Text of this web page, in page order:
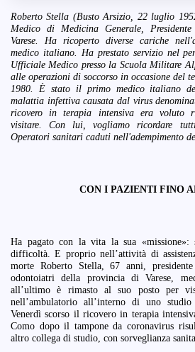
Roberto Stella (Busto Arsizio, 22 luglio
Medico di Medicina Generale,
Varese. Ha ricoperto diverse cariche
medico italiano. Ha prestato servizio nel
Ufficiale Medico presso la Scuola Militare
alle operazioni di soccorso in occasione del
1980. È stato il primo medico italiano
malattia infettiva causata dal virus
ricovero in terapia intensiva era voluto
visitare. Con lui, vogliamo ricordare
Operatori sanitari caduti nell'adempimento
CON I PAZIENTI FINO
Ha pagato con la vita la sua
difficoltà. E proprio nell’attività di
morte Roberto Stella, 67 anni,
odontoiatri della provincia di Varese,
all’ultimo è rimasto al suo posto per
nell’ambulatorio all’interno di uno
Venerdì scorso il ricovero in terapia
Como dopo il tampone da coronavirus
altro collega di studio, con sorveglianza